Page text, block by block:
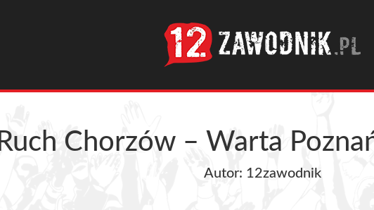
Ruch Chorzów – Warta
Autor: 12zawodnik